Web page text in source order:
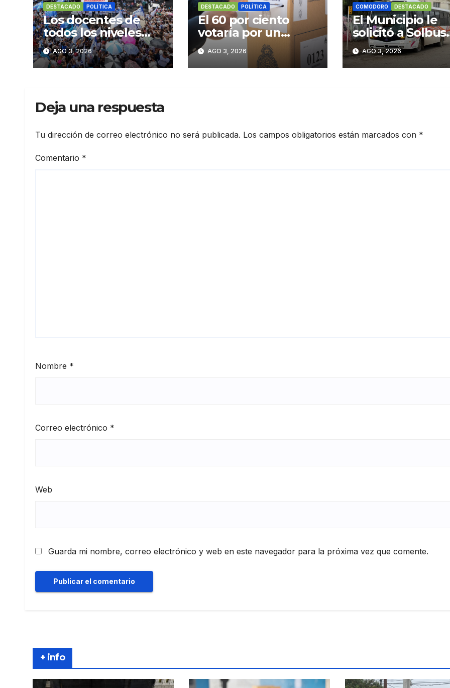
DESTACADO POLÍTICA
Los docentes de
todos los niveles
unifican su reclamo,
paran y se movilizan
AGO 3, 2026
DESTACADO POLÍTICA
El 60 por ciento
votaría por un
cambio de gobierno
AGO 3, 2026
COMODORO DESTACADO
El Municipio le
solicitó a Solbus
mantener
escolares y
habituales
AGO 3, 2026
Deja una respuesta
Tu dirección de correo electrónico no será publicada. Los campos obligatorios están marcados con *
Comentario *
Nombre *
Correo electrónico *
Web
Guarda mi nombre, correo electrónico y web en este navegador para la próxima vez que comente.
+ info